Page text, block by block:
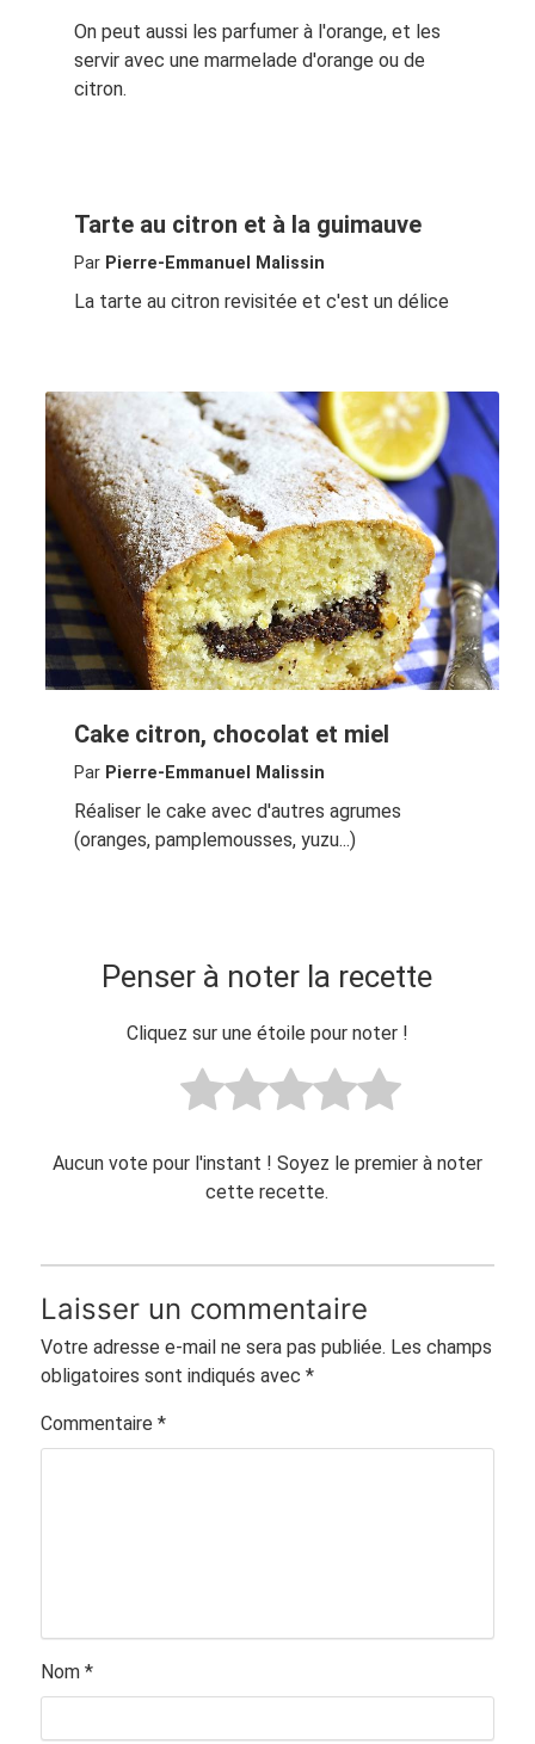
On peut aussi les parfumer à l'orange, et les
servir avec une marmelade d'orange ou de
citron.
Tarte au citron et à la guimauve
Par Pierre-Emmanuel Malissin
La tarte au citron revisitée et c'est un délice
Cake citron, chocolat et miel
Par Pierre-Emmanuel Malissin
Réaliser le cake avec d'autres agrumes
(oranges, pamplemousses, yuzu...)
Penser à noter la recette
Cliquez sur une étoile pour noter !
Aucun vote pour l'instant ! Soyez le premier à noter
cette recette.
Laisser un commentaire
Votre adresse e-mail ne sera pas publiée. Les champs
obligatoires sont indiqués avec *
Commentaire *
Nom *